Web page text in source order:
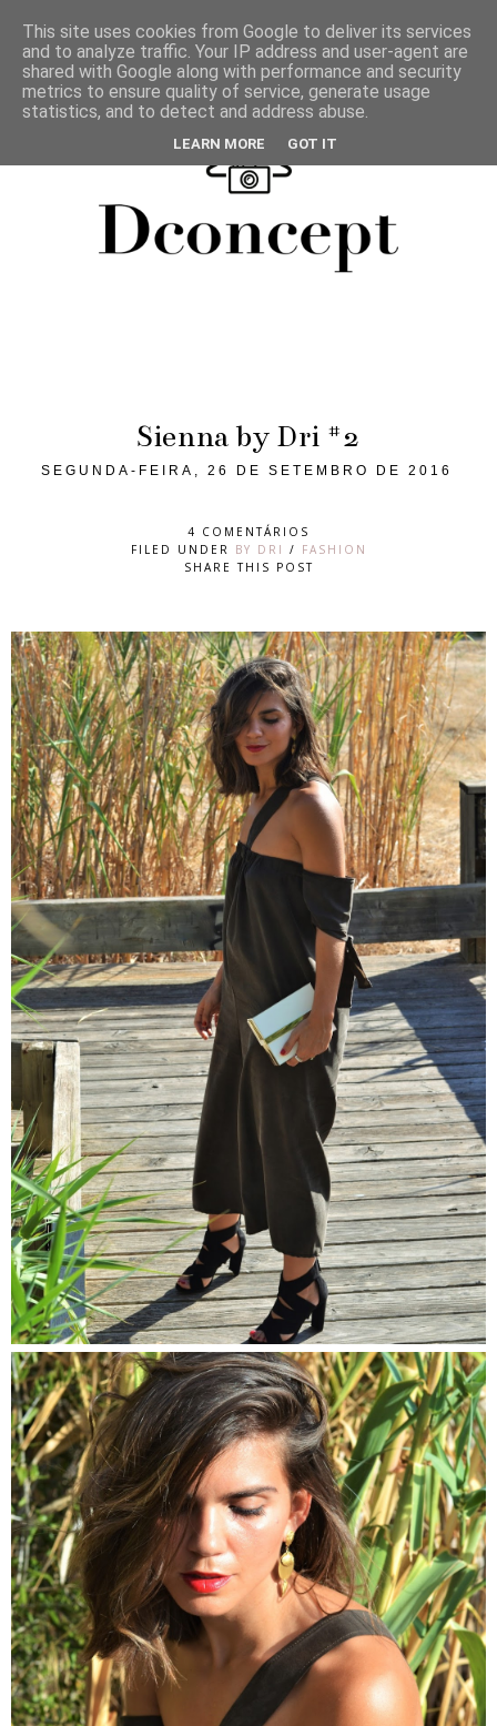
Sienna by Dri #2
SEGUNDA-FEIRA, 26 DE SETEMBRO DE 2016
4 COMENTÁRIOS
FILED UNDER BY DRI / FASHION
SHARE THIS POST
This site uses cookies from Google to deliver its services
and to analyze traffic. Your IP address and user-agent are
shared with Google along with performance and security
metrics to ensure quality of service, generate usage
statistics, and to detect and address abuse.
LEARN MORE GOT IT